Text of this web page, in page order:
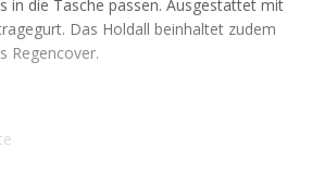
in die Tasche passen. Ausgestattet mit
Das Holdall beinhaltet zudem
Regencover.